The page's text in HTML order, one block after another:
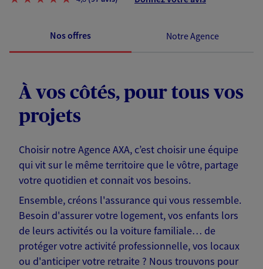
Nos offres Notre Agence
À vos côtés, pour tous vos
projets
Choisir notre Agence AXA, c’est choisir une équipe
qui vit sur le même territoire que le vôtre, partage
votre quotidien et connait vos besoins.
Ensemble, créons l'assurance qui vous ressemble.
Besoin d'assurer votre logement, vos enfants lors
de leurs activités ou la voiture familiale… de
protéger votre activité professionnelle, vos locaux
ou d'anticiper votre retraite ? Nous trouvons pour